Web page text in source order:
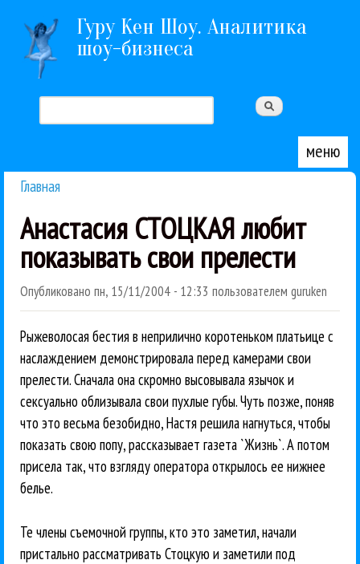
Перейти к основному содержанию
Гуру Кен Шоу. Аналитика
шоу-бизнеса
Форма поиска
меню
Главная
Анастасия СТОЦКАЯ любит
показывать свои прелести
Опубликовано пн, 15/11/2004 - 12:33 пользователем guruken
Рыжеволосая бестия в неприлично коротеньком платьице с
наслаждением демонстрировала перед камерами свои
прелести. Сначала она скромно высовывала язычок и
сексуально облизывала свои пухлые губы. Чуть позже, поняв
что это весьма безобидно, Настя решила нагнуться, чтобы
показать свою попу, рассказывает газета `Жизнь`. А потом
присела так, что взгляду оператора открылось ее нижнее
белье.
Те члены съемочной группы, кто это заметил, начали
пристально рассматривать Стоцкую и заметили под